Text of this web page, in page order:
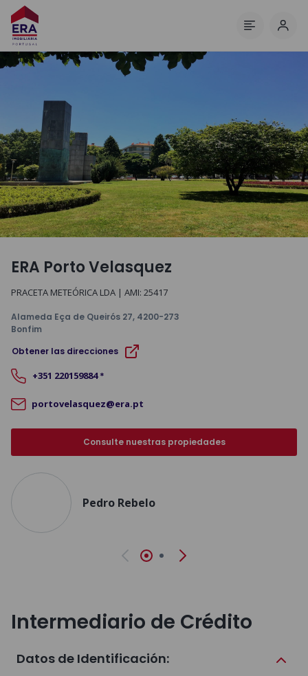
ERA Porto Velasquez
PRACETA METEÓRICA LDA | AMI: 25417
Alameda Eça de Queirós 27, 4200-273
Bonfim
Obtener las direcciones
+351 220159884 *
portovelasquez@era.pt
Consulte nuestras propiedades
Pedro Rebelo
Anterior Siguiente
Intermediario de Crédito
Datos de Identificación: